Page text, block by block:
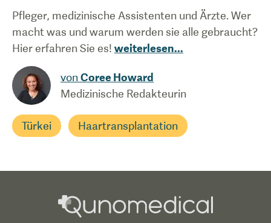
Pfleger, medizinische Assistenten und Ärzte. Wer
macht was und warum werden sie alle gebraucht?
Hier erfahren Sie es! weiterlesen...
vonCoree Howard
Medizinische Redakteurin
Türkei Haartransplantation